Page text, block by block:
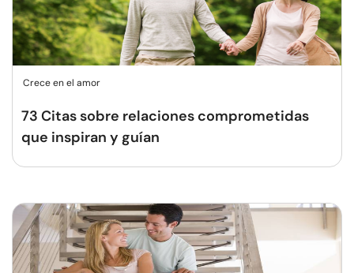
Crece en el amor
73 Citas sobre relaciones comprometidas
que inspiran y guían